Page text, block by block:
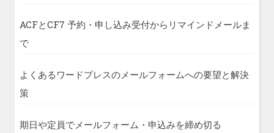
ACFとCF7 予約・申し込み受付からリマインドメールま
で
よくあるワードプレスのメールフォームへの要望と解決
策
期日や定員でメールフォーム・申込みを締め切る